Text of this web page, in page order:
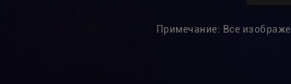
Примечание: Все